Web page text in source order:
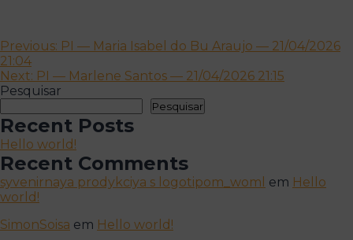
Navegação
de
artigos
Previous: PI — Maria Isabel do Bu Araujo — 21/04/2026
21:04
Next: PI — Marlene Santos — 21/04/2026 21:15
Pesquisar
Pesquisar
Recent Posts
Hello world!
Recent Comments
syvenirnaya prodykciya s logotipom_woml em Hello
world!
SimonSoisa em Hello world!